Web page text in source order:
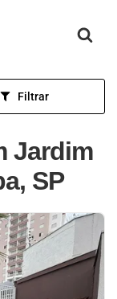
Filtrar
Jardim
SP